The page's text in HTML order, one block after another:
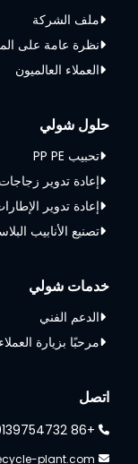
ملف الشركة
نظرة عامة على
العملاء العالميون
حلول شولي
تحبيب PP PE
إعادة تدوير زجاجات PET
إعادة تدوير
تصنيع الأنابيب
خدمات شولي
الدعم الفني
مرحبًا بزيارة العملاء
اتصل
+86 19139754732
plant.com